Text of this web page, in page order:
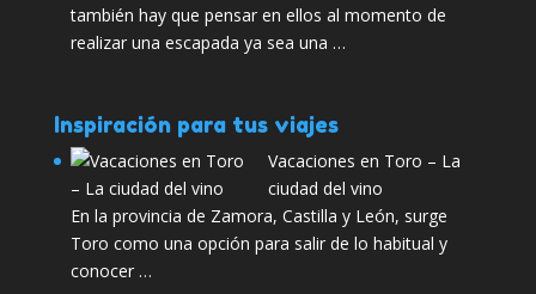
también hay que pensar en ellos al momento de
realizar una escapada ya sea una …
Inspiración para tus viajes
Vacaciones en Toro – La
ciudad del vino
En la provincia de Zamora, Castilla y León, surge
Toro como una opción para salir de lo habitual y
conocer …